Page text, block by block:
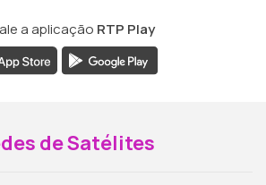
a aplicação RTP Play
de Satélites